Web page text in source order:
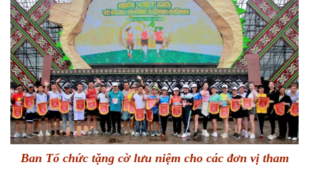
Ban Tổ chức tặng cờ lưu niệm cho các đơn vị tham